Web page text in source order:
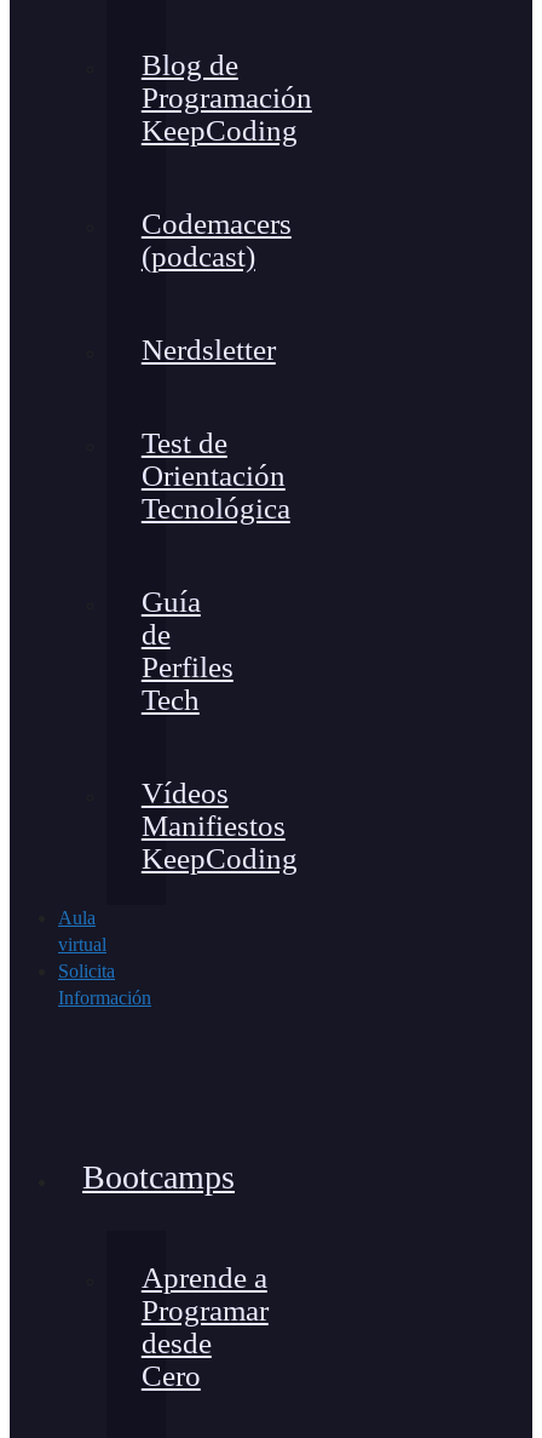
Blog de
Programación
KeepCoding
Codemacers
(podcast)
Nerdsletter
Test de
Orientación
Tecnológica
Guía
de
Perfiles
Tech
Vídeos
Manifiestos
KeepCoding
Aula
virtual
Solicita
Información
Bootcamps
Aprende a
Programar
desde
Cero